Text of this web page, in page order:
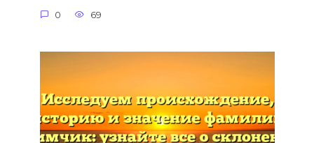
0 69